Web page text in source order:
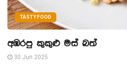
TASTY FOOD
අඹරපු කුකුළු මස් බත්
30 Jun 2025